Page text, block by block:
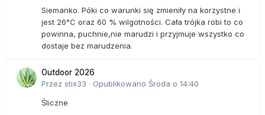
Siemanko. Póki co warunki się zmieniły na korzystne i
jest 26°C oraz 60 % wilgotności. Cała trójka robi to co
powinna, puchnie,nie marudzi i przyjmuje wszystko co
dostaje bez marudzenia.
Outdoor 2026
Przez stix33 · Opublikowano Środa o 14:40
Śliczne